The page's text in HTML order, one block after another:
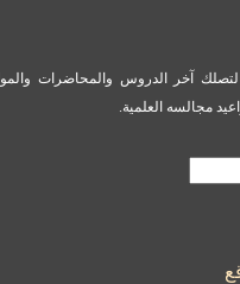
لتصلك آخر الدروس والمحاضرات
مجالسه العلمية.